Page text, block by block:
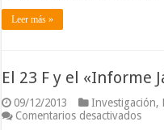
Leer más »
El 23 F y el «Informe
09/12/2013 Investigación,
Comentarios desactivadosen